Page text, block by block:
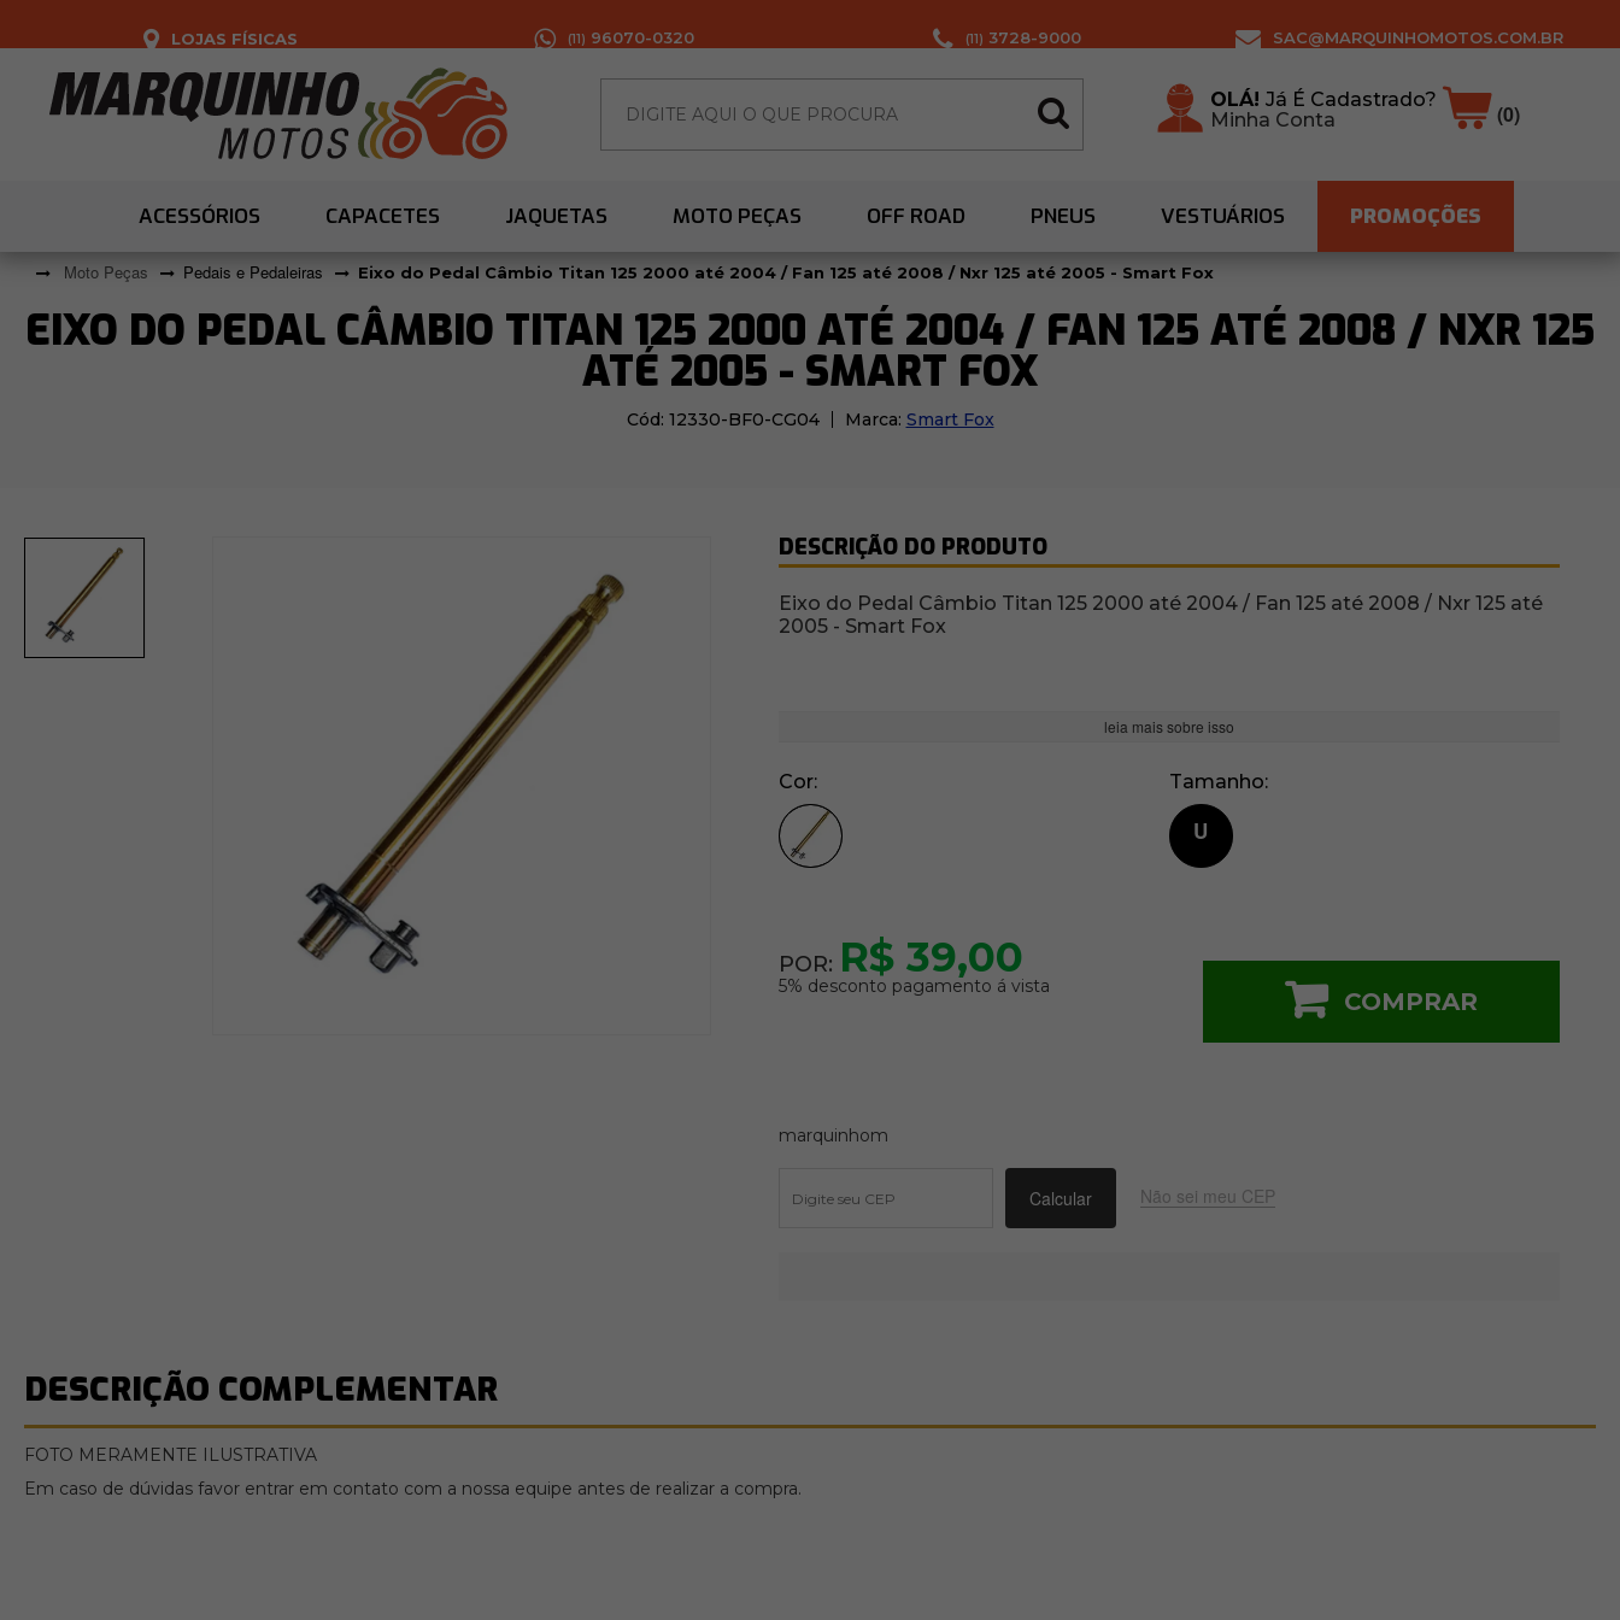
LOJAS FÍSICAS (11) 96070-0320 (11) 3728-9000 SAC@MARQUINHOMOTOS.COM.BR
OLÁ!Já É Cadastrado?
Minha Conta
(0)
ACESSÓRIOS CAPACETES JAQUETAS MOTO PEÇAS OFF ROAD PNEUS VESTUÁRIOS PROMOÇÕES
Moto Peças Pedais e Pedaleiras Eixo do Pedal Câmbio Titan 125 2000 até 2004 / Fan 125 até 2008 / Nxr 125 até 2005 - Smart Fox
EIXO DO PEDAL CÂMBIO TITAN 125 2000 ATÉ 2004 / FAN 125 ATÉ 2008 / NXR 125
ATÉ 2005 - SMART FOX
Cód: 12330-BF0-CG04 Marca: Smart Fox
DESCRIÇÃO DO PRODUTO
Eixo do Pedal Câmbio Titan 125 2000 até 2004 / Fan 125 até 2008 / Nxr 125 até
2005 - Smart Fox
leia mais sobre isso
Cor Tamanho
U
POR: R$ 39,00
5% desconto pagamento á vista
COMPRAR
marquinhom
Não sei meu CEP
DESCRIÇÃO COMPLEMENTAR
FOTO MERAMENTE ILUSTRATIVA
Em caso de dúvidas favor entrar em contato com a nossa equipe antes de realizar a compra.